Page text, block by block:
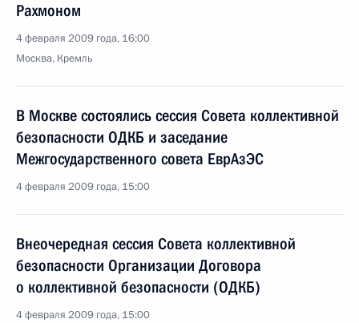
Рахмоном
4 февраля 2009 года, 16:00
Москва, Кремль
В Москве состоялись сессия Совета коллективной
безопасности ОДКБ и заседание
Межгосударственного совета ЕврАзЭС
4 февраля 2009 года, 15:00
Внеочередная сессия Совета коллективной
безопасности Организации Договора
о коллективной безопасности (ОДКБ)
4 февраля 2009 года, 15:00